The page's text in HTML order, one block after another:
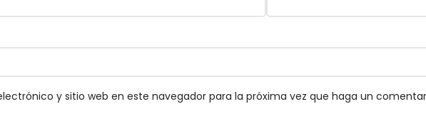
y sitio web en este navegador para la próxima vez que haga un